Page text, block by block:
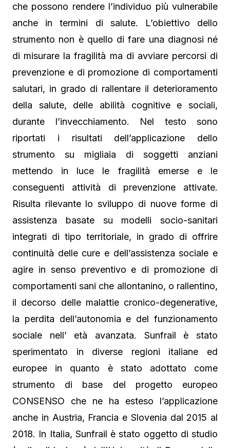
che possono rendere l’individuo più vulnerabile
anche in termini di salute. L’obiettivo dello
strumento non è quello di fare una diagnosi né
di misurare la fragilità ma di avviare percorsi di
prevenzione e di promozione di comportamenti
salutari, in grado di rallentare il deterioramento
della salute, delle abilità cognitive e sociali,
durante l’invecchiamento. Nel testo sono
riportati i risultati dell’applicazione dello
strumento su migliaia di soggetti anziani
mettendo in luce le fragilità emerse e le
conseguenti attività di prevenzione attivate.
Risulta rilevante lo sviluppo di nuove forme di
assistenza basate su modelli socio-sanitari
integrati di tipo territoriale, in grado di offrire
continuità delle cure e dell’assistenza sociale e
agire in senso preventivo e di promozione di
comportamenti sani che allontanino, o rallentino,
il decorso delle malattie cronico-degenerative,
la perdita dell’autonomia e del funzionamento
sociale nell’ età avanzata. Sunfrail è stato
sperimentato in diverse regioni italiane ed
europee in quanto è stato adottato come
strumento di base del progetto europeo
CONSENSO che ne ha esteso l’applicazione
anche in Austria, Francia e Slovenia dal 2015 al
2018. In Italia, Sunfrail è stato oggetto di studio